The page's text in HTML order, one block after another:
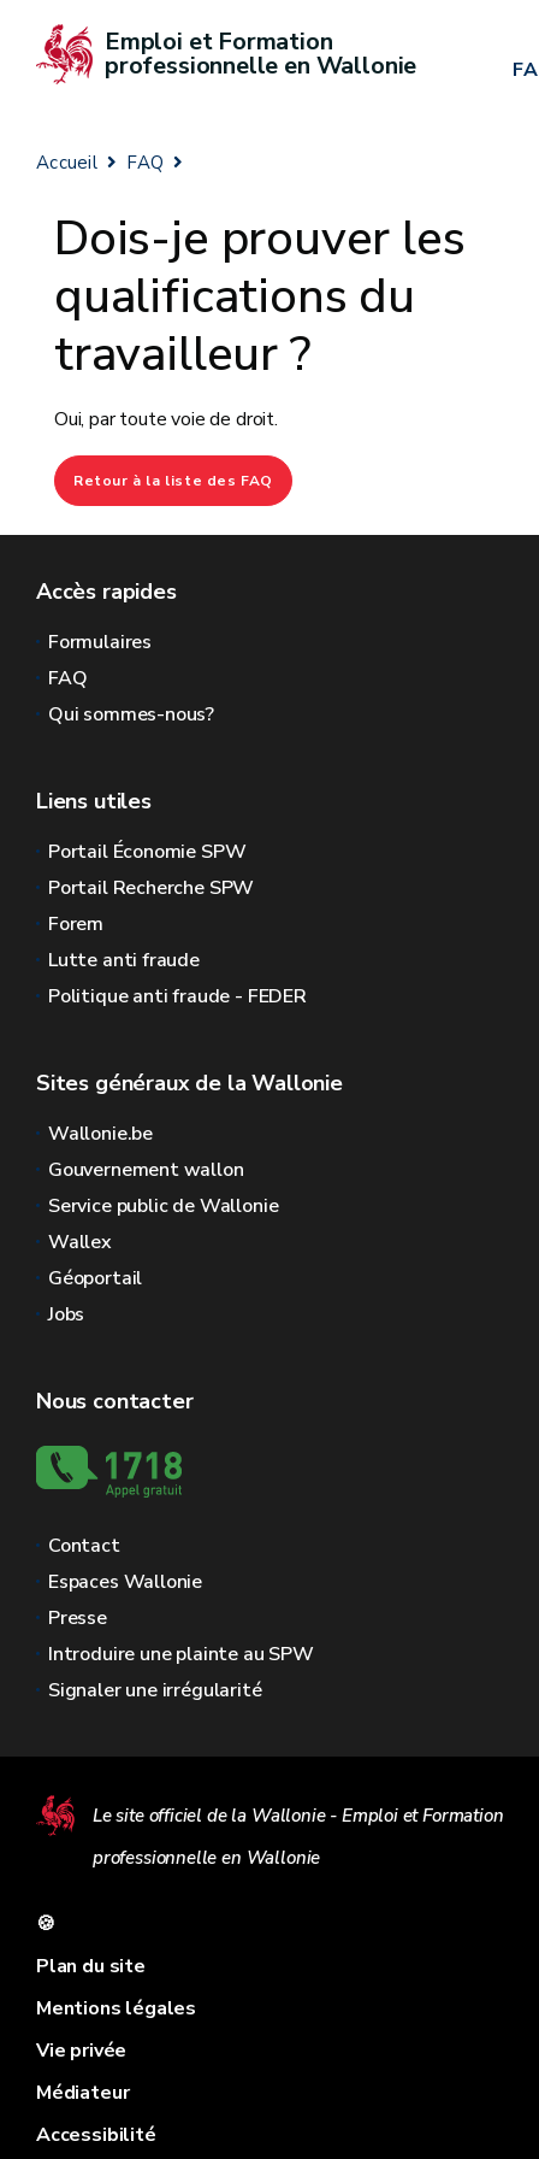
Emploi et Formation
professionnelle en Wallonie
Accueil FAQ
Dois-je prouver les
qualifications du
travailleur ?
Oui, par toute voie de droit.
Retour à la liste des FAQ
Accès rapides
Formulaires
FAQ
Qui sommes-nous?
Liens utiles
Portail Économie SPW
Portail Recherche SPW
Forem
Lutte anti fraude
Politique anti fraude - FEDER
Sites généraux de la Wallonie
Wallonie.be
Gouvernement wallon
Service public de Wallonie
Wallex
Géoportail
Jobs
Nous contacter
Contact
Espaces Wallonie
Presse
Introduire une plainte au SPW
Signaler une irrégularité
Le site officiel de la Wallonie - Emploi et Formation
professionnelle en Wallonie
🍪
Plan du site
Mentions légales
Vie privée
Médiateur
Accessibilité